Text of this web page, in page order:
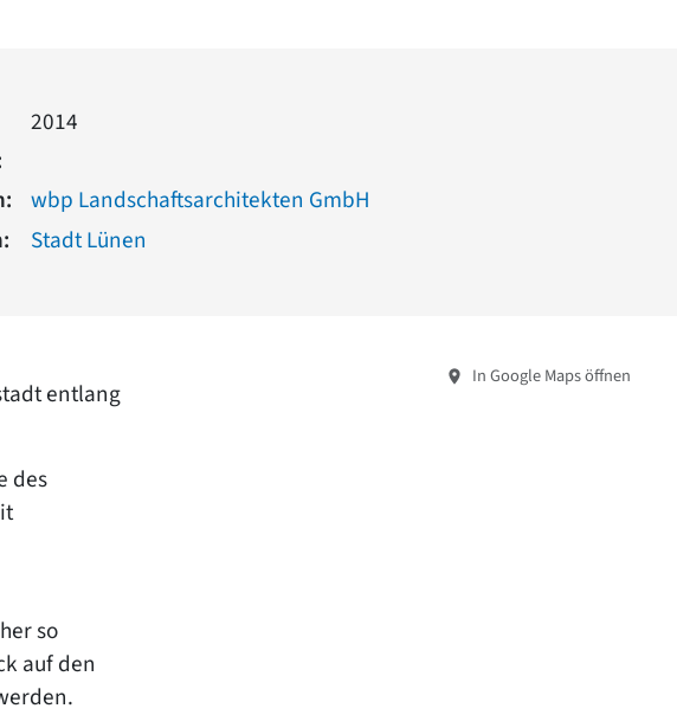
2014
wbp Landschaftsarchitekten GmbH
Stadt Lünen
entlang
des
so
auf den
In Google Maps öffnen